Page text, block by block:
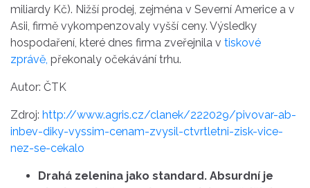
miliardy Kč). Nižší prodej, zejména v Severní Americe a v
Asii, firmě vykompenzovaly vyšší ceny. Výsledky
hospodaření, které dnes firma zveřejnila v tiskové
zprávě, překonaly očekávání trhu.
Autor: ČTK
Zdroj: http://www.agris.cz/clanek/222029/pivovar-ab-
inbev-diky-vyssim-cenam-zvysil-ctvrtletni-zisk-vice-
nez-se-cekalo
Drahá zelenina jako standard. Absurdní je